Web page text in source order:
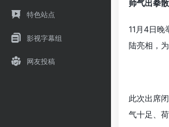
特色站点
影视字幕组
网友投稿
帅气出拳
11月4日晚
陆亮相，
此次出席
气十足、